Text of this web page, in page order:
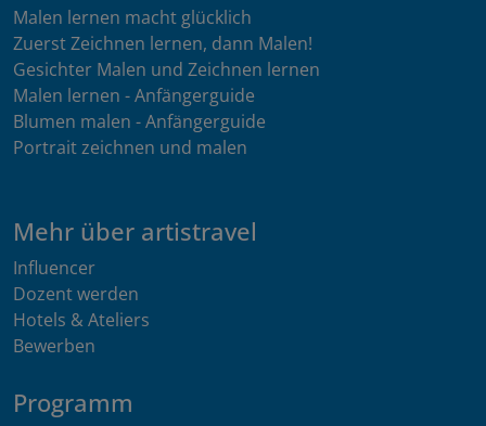
Malen lernen macht glücklich
Zuerst Zeichnen lernen, dann Malen!
Gesichter Malen und Zeichnen lernen
Malen lernen - Anfängerguide
Blumen malen - Anfängerguide
Portrait zeichnen und malen
Mehr über artistravel
Influencer
Dozent werden
Hotels & Ateliers
Bewerben
Programm